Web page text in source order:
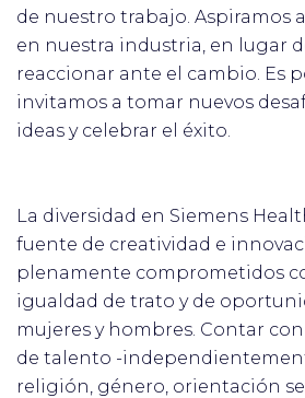
de nuestro trabajo. Aspiramos
en nuestra industria, en lugar
reaccionar ante el cambio. Es
invitamos a tomar nuevos
ideas y celebrar el éxito.
La diversidad en Siemens
fuente de creatividad e
plenamente comprometidos
igualdad de trato y de
mujeres y hombres. Contar
de talento -
religión, género, orientación